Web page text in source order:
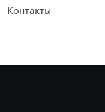
Контакты